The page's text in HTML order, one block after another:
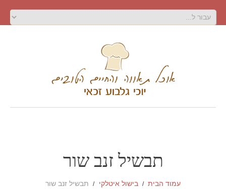
תבשיל זנב שור
עמוד הבית בישול איטלקי תבשיל זנב שור